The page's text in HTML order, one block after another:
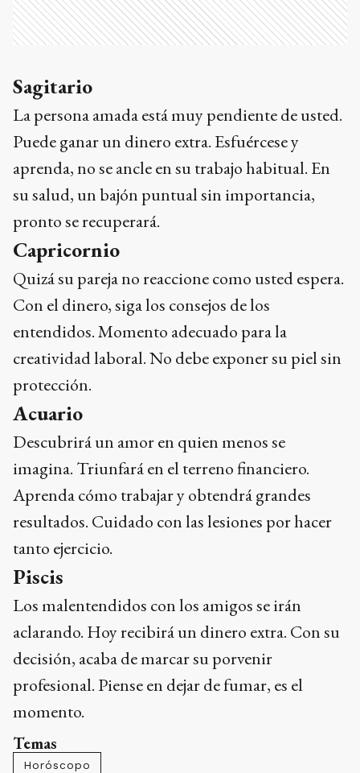
Sagitario
La persona amada está muy pendiente de usted.
Puede ganar un dinero extra. Esfuércese y
aprenda, no se ancle en su trabajo habitual. En
su salud, un bajón puntual sin importancia,
pronto se recuperará.
Capricornio
Quizá su pareja no reaccione como usted espera.
Con el dinero, siga los consejos de los
entendidos. Momento adecuado para la
creatividad laboral. No debe exponer su piel sin
protección.
Acuario
Descubrirá un amor en quien menos se
imagina. Triunfará en el terreno financiero.
Aprenda cómo trabajar y obtendrá grandes
resultados. Cuidado con las lesiones por hacer
tanto ejercicio.
Piscis
Los malentendidos con los amigos se irán
aclarando. Hoy recibirá un dinero extra. Con su
decisión, acaba de marcar su porvenir
profesional. Piense en dejar de fumar, es el
momento.
Temas
Horóscopo